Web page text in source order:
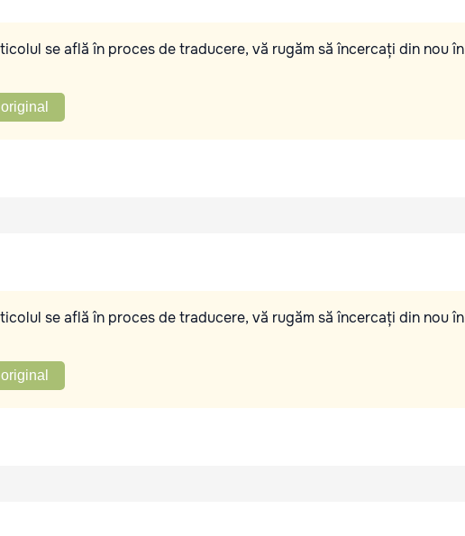
se află în proces de traducere, vă rugăm să încercați din nou în
se află în proces de traducere, vă rugăm să încercați din nou în